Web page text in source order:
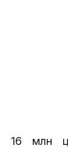
16 млн